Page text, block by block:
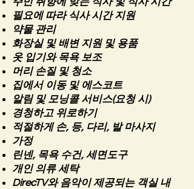
필요에 따라 식사 시간 지원
약물 관리
화장실 및 배변 지원 및 용품
옷 입기와 목욕 보조
머리 손질 및 청소
집에서 이동 및 에스코트
알림 및 모닝콜 서비스(요청 시)
경청하고 위로하기
적절하게 손, 등, 다리, 발 마사지
가정
린넨, 목욕 수건, 세면도구
개인 의류 세탁
DirecTV와 음악이 제공되는 객실 내